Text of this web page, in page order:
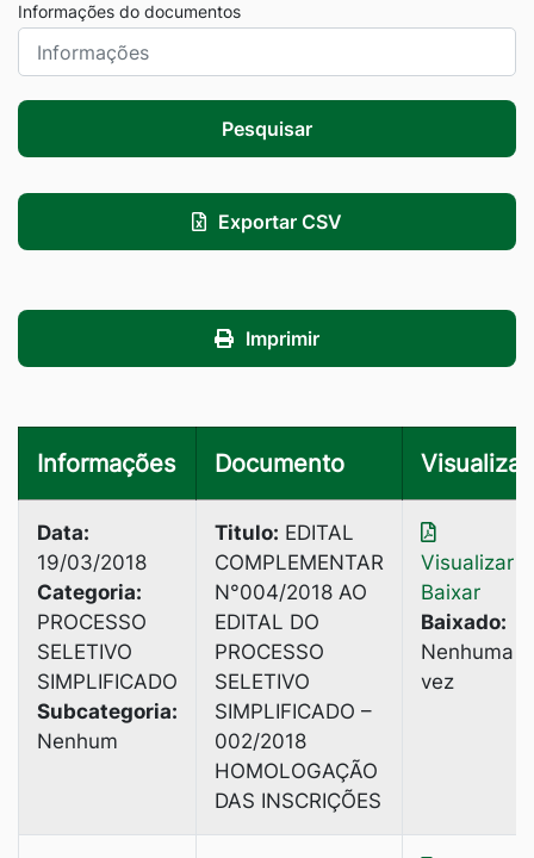
Informações do documentos
Pesquisar
Exportar CSV
Imprimir
Informações Documento Visualizar
Data:
19/03/2018
Categoria:
PROCESSO
SELETIVO
SIMPLIFICADO
Subcategoria:
Nenhum
Titulo: EDITAL
COMPLEMENTAR
N°004/2018 AO
EDITAL DO
PROCESSO
SELETIVO
SIMPLIFICADO –
002/2018
HOMOLOGAÇÃO
DAS INSCRIÇÕES
Visualizar
Baixar
Baixado:
Nenhuma
vez